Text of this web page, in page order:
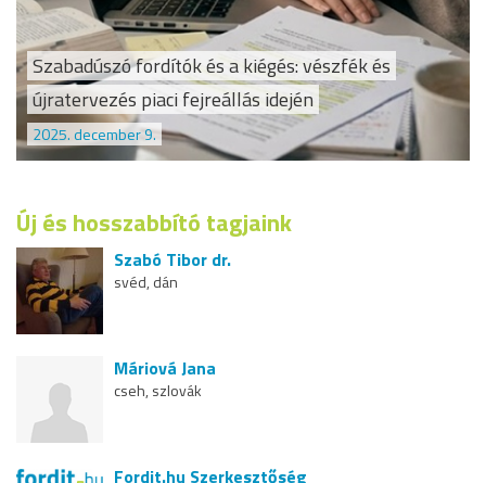
Szabadúszó fordítók és a kiégés: vészfék és
újratervezés piaci fejreállás idején
2025. december 9.
Új és hosszabbító tagjaink
Szabó Tibor dr.
svéd, dán
Máriová Jana
cseh, szlovák
Fordit.hu Szerkesztőség